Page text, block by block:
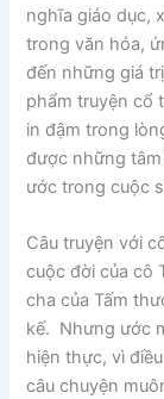
nghĩa giáo dục,
trong văn hóa,
đến những giá
phẩm truyện cổ
in đậm trong
được những
ước trong cuộc
Câu truyện với
cuộc đời của cô
cha của Tấm
kế. Nhưng ước
hiện thực, vì
câu chuyện